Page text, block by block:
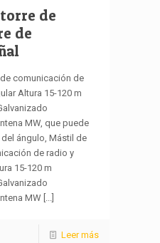
de
de
comunicación de
Altura 15-120 m
MW, que puede
ángulo, Mástil de
de radio y
15-120 m
MW
Leer más